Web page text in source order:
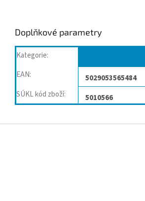
Doplňkové parametry
Kategorie:
EAN:
5029053565484
SÚKL kód zboží: 5010566